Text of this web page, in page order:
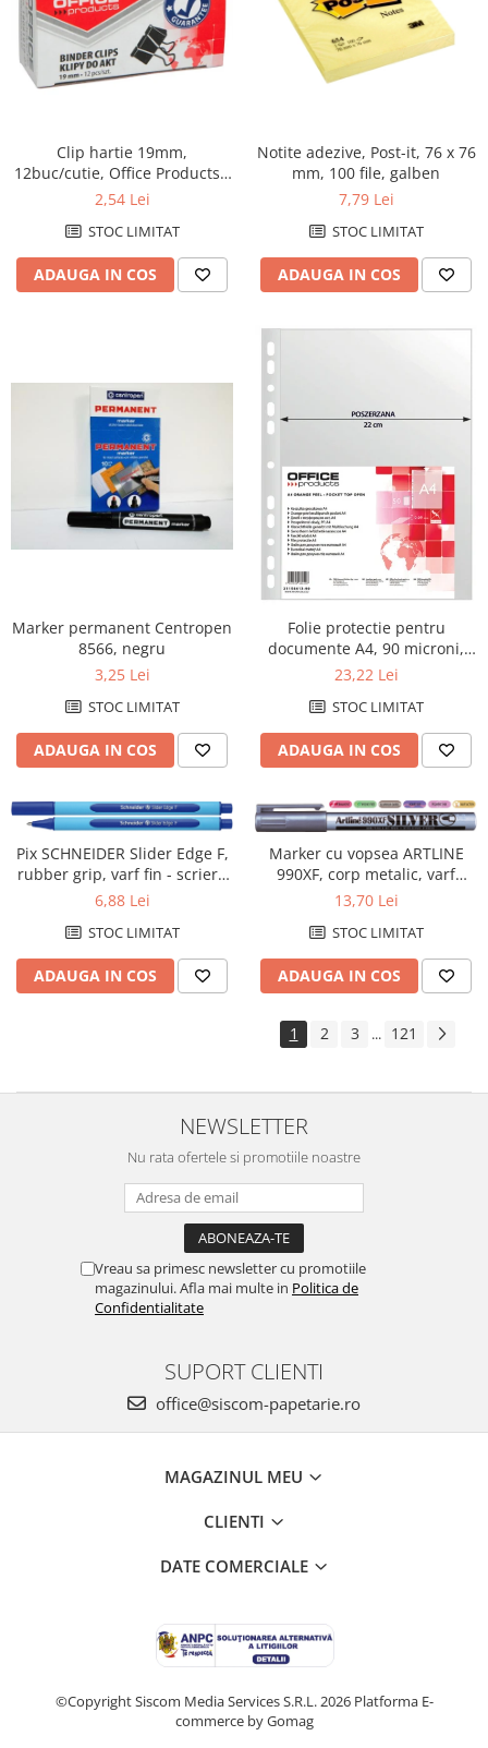
Clip hartie 19mm,
12buc/cutie, Office Products -
negru
2,54 Lei
STOC LIMITAT
ADAUGA IN COS
Notite adezive, Post-it, 76 x 76
mm, 100 file, galben
7,79 Lei
STOC LIMITAT
ADAUGA IN COS
Marker permanent Centropen
8566, negru
3,25 Lei
STOC LIMITAT
ADAUGA IN COS
Folie protectie pentru
documente A4, 90 microni,
50/set, Office Products Maxi -
23,22 Lei
STOC LIMITAT
ADAUGA IN COS
Pix SCHNEIDER Slider Edge F,
rubber grip, varf fin - scriere
albastra
6,88 Lei
STOC LIMITAT
ADAUGA IN COS
Marker cu vopsea ARTLINE
990XF, corp metalic, varf
rotund 1.2mm - argintiu
13,70 Lei
STOC LIMITAT
ADAUGA IN COS
1 2 3 ... 121
NEWSLETTER
Nu rata ofertele si promotiile noastre
Vreau sa primesc newsletter cu promotiile
magazinului. Afla mai multe in Politica de
Confidentialitate
SUPORT CLIENTI
office@siscom-papetarie.ro
MAGAZINUL MEU
CLIENTI
DATE COMERCIALE
©Copyright Siscom Media Services S.R.L. 2026 Platforma E-
commerce by Gomag